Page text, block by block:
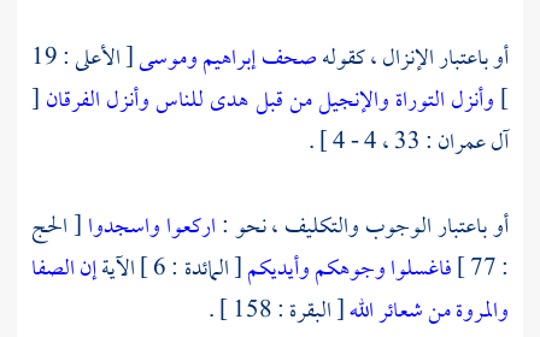
أو باعتبار الإنزال ، كقولهصحف إبراهيم وموسى
[ الأعلى : 19
]وأنزل التوراة والإنجيل من قبل هدى للناس وأنزل الفرقان[
آل عمران : 33 ، 4 - 4 ] .
أو باعتبار الوجوب والتكليف ، نحو :اركعوا واسجدوا[ الحج
: 77 ]
فاغسلوا وجوهكم وأيديكم[ المائدة : 6 ] الآية
إن الصفا
والمروة من شعائر الله[ البقرة : 158 ] .